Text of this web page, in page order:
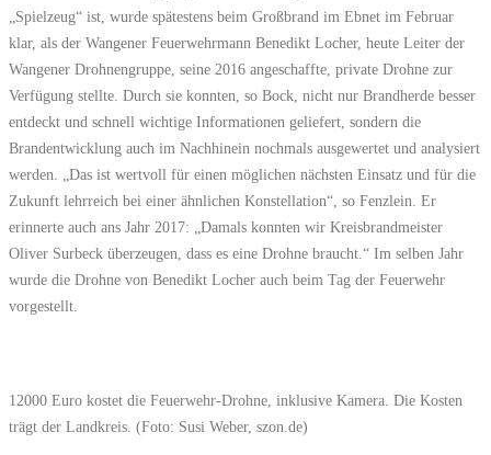
„Spielzeug“ ist, wurde spätestens beim Großbrand im Ebnet im Februar
klar, als der Wangener Feuerwehrmann Benedikt Locher, heute Leiter der
Wangener Drohnengruppe, seine 2016 angeschaffte, private Drohne zur
Verfügung stellte. Durch sie konnten, so Bock, nicht nur Brandherde besser
entdeckt und schnell wichtige Informationen geliefert, sondern die
Brandentwicklung auch im Nachhinein nochmals ausgewertet und analysiert
werden. „Das ist wertvoll für einen möglichen nächsten Einsatz und für die
Zukunft lehrreich bei einer ähnlichen Konstellation“, so Fenzlein. Er
erinnerte auch ans Jahr 2017: „Damals konnten wir Kreisbrandmeister
Oliver Surbeck überzeugen, dass es eine Drohne braucht.“ Im selben Jahr
wurde die Drohne von Benedikt Locher auch beim Tag der Feuerwehr
vorgestellt.
12000 Euro kostet die Feuerwehr-Drohne, inklusive Kamera. Die Kosten
trägt der Landkreis. (Foto: Susi Weber, szon.de)